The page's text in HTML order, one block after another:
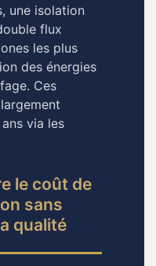
une isolation
flux
les plus
des énergies
Ces
via les
le coût de
sans
qualité